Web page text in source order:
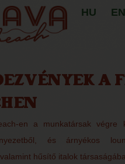
HU EN
A
en a munkatársak végre
és árnyékos
hűsítő italok